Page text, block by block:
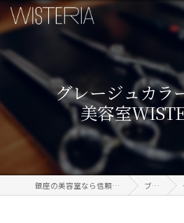
グレージュカラ
美容室
銀座の美容室なら信頼のWISTERIA ブログ